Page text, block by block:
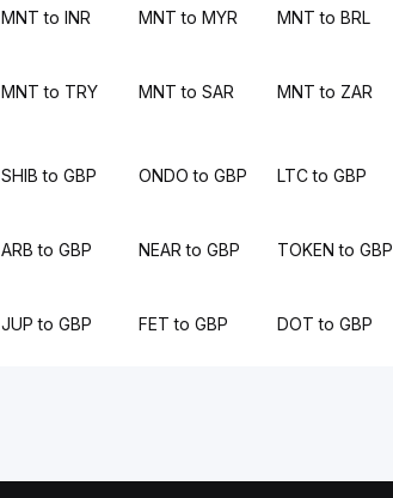
MNT to INR MNT to MYR MNT to BRL
MNT to TRY MNT to SAR MNT to ZAR
SHIB to GBP ONDO to GBP LTC to GBP
ARB to GBP NEAR to GBP TOKEN to GBP
JUP to GBP FET to GBP DOT to GBP